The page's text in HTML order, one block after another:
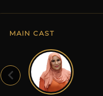
yang kasar dan
yang penuh
menikahi
yang amat
akibat
Izzah
MAIN CAST